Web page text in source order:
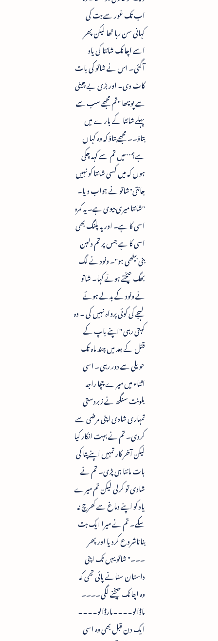
اب تک غور سے بت کی
کہانی سن رہا تھا لیکن پھر
اسے اچانک شانتا کی یاد
آگئی۔ اس نے شاتو کی بات
کاٹ دی۔ اور بڑی بے چینی
سے پوچھا "تم مجھے سب سے
پہلے شانتا کے بارے میں
بتاؤ۔۔ مجھے بتاؤ کہ وہ کہاں
ہے؟" "میں تم سے کہہ چکی
ہوں کہ میں کسی شانتا کو نہیں
جانتی"شاتو نے جواب دیا۔
"شانتا میری بیوی ہے۔ یہ کمرہ
اسی کا ہے۔ اور یہ پلنگ بھی
اسی کا ہے جس پر تم دلہن
بنی بیٹھی ہو"۔ ونود نے لگ
بھگ چیختے ہوئے کہا۔ شاتو
نے ونود کے بدلے ہوئے
لہجے کی کوئی پرواہ نہیں کی ۔ وہ
کہتی رہی "اپنے باپ کے
قتل کے بعد میں چند ماہ تک
حویلی سے دور رہی۔ اسی
اثناء میں میرے چچا راجہ
بلونت سنگھ نے زبردستی
تمہاری شادی اپنی مرضی سے
کردی۔ تم نے بہت انکار کیا
لیکن آخر کار تمہیں اپنے پتا کی
بات ماننا ہی پڑی۔ تم نے
شادی تو کرلی لیکن تم میرے
یاد کو اپنے دماغ سے کھرچ نہ
سکے۔ تم نے میرا ایک بت
بناناشروع کردیا اور پھر
۔۔۔" شاتو یہں تک اپنی
داستان سنانے پائی تھی کہ
وہ اچانک چیخنے لگی۔۔۔۔
ماڈالو۔۔۔۔مارڈالو۔۔۔۔
ایک دن قبل بھی وہ اسی